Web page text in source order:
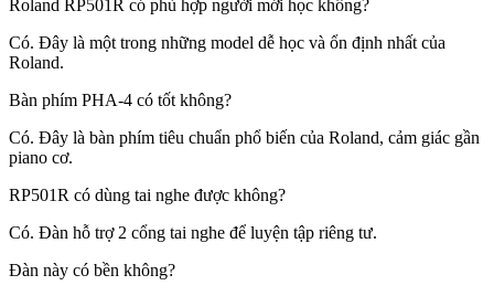
Roland RP501R có phù hợp người mới học không?
Có. Đây là một trong những model dễ học và ổn định nhất của
Roland.
Bàn phím PHA-4 có tốt không?
Có. Đây là bàn phím tiêu chuẩn phổ biến của Roland, cảm giác gần
piano cơ.
RP501R có dùng tai nghe được không?
Có. Đàn hỗ trợ 2 cổng tai nghe để luyện tập riêng tư.
Đàn này có bền không?